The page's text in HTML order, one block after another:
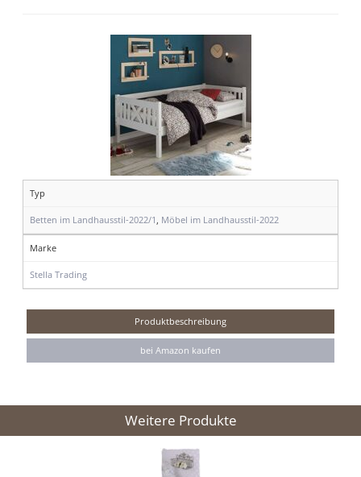
Typ
Betten im Landhausstil-2022/1 , Möbel im Landhausstil-2022
Marke
Stella Trading
Produktbeschreibung
bei Amazon kaufen
Weitere Produkte